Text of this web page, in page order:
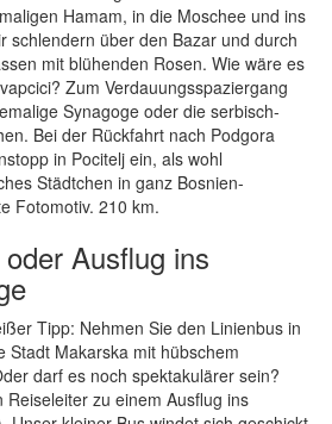
Hamam, in die Moschee und ins
schlendern über den Bazar und durch
mit blühenden Rosen. Wie wäre es
Zum Verdauungsspaziergang
Synagoge oder die serbisch-
Bei der Rückfahrt nach Podgora
in Pocitelj ein, als wohl
Städtchen in ganz Bosnien-
Fotomotiv. 210 km.
Ausflug ins
Tipp: Nehmen Sie den Linienbus in
Stadt Makarska mit hübschem
darf es noch spektakulärer sein?
Reiseleiter zu einem Ausflug ins